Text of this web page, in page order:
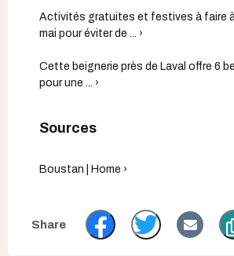
Activités gratuites et festives à faire
mai pour éviter de ... ›
Cette beignerie près de Laval offre 6
pour une ... ›
Boustan | Home ›